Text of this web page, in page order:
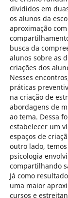
divididos em
os alunos da
aproximação
busca da
alunos sobre as
criações dos
Nesses
práticas
na criação de
abordagens de
ao tema. Dessa
estabelecer um
espaços de
outro lado,
psicologia
compartilhando
Já como
uma maior
cursos e